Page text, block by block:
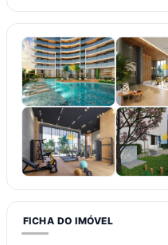
FICHA DO IMÓVEL